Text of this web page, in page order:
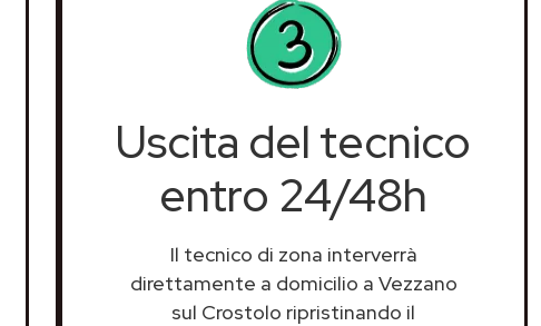
Uscita del tecnico
entro 24/48h
Il tecnico di zona interverrà
direttamente a domicilio a Vezzano
sul Crostolo ripristinando il